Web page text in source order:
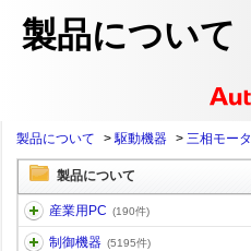
製品について
製品について >駆動機器 > 三相モータ
製品について
産業用PC (190件)
制御機器 (5195件)